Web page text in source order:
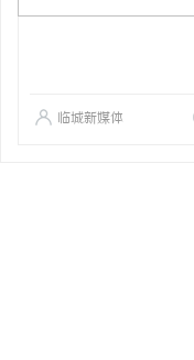
临城新媒体